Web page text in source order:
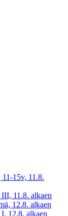
15v, 11.8.
11.8. alkaen
12.8. alkaen
12.8. alkaen